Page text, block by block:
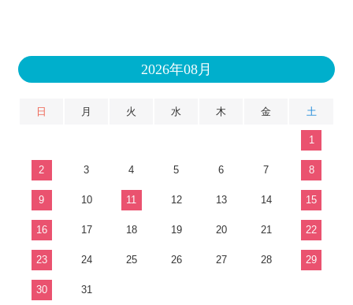
2026年08月
日 月 火 水 木 金 土
1
2 3 4 5 6 7 8
9 10 11 12 13 14 15
16 17 18 19 20 21 22
23 24 25 26 27 28 29
30 31